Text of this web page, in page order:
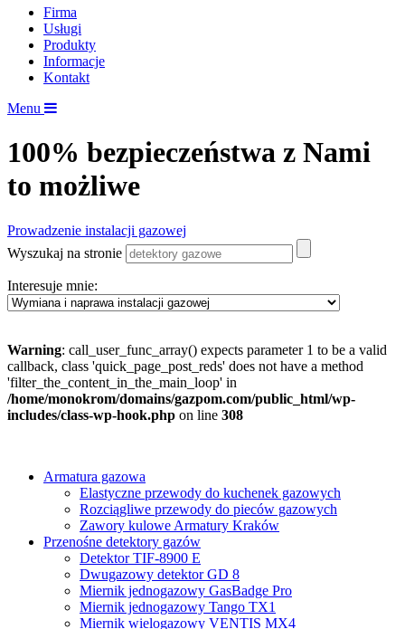
Firma
Usługi
Produkty
Informacje
Kontakt
Menu
100% bezpieczeństwa z Nami
to możliwe
Prowadzenie instalacji gazowej
Wyszukaj na stronie
Interesuje mnie:
Warning: call_user_func_array() expects parameter 1 to be a valid
callback, class 'quick_page_post_reds' does not have a method
'filter_the_content_in_the_main_loop' in
/home/monokrom/domains/gazpom.com/public_html/wp-
includes/class-wp-hook.php on line 308
Armatura gazowa
Elastyczne przewody do kuchenek gazowych
Rozciągliwe przewody do pieców gazowych
Zawory kulowe Armatury Kraków
Przenośne detektory gazów
Detektor TIF-8900 E
Dwugazowy detektor GD 8
Miernik jednogazowy GasBadge Pro
Miernik jednogazowy Tango TX1
Miernik wielogazowy VENTIS MX4